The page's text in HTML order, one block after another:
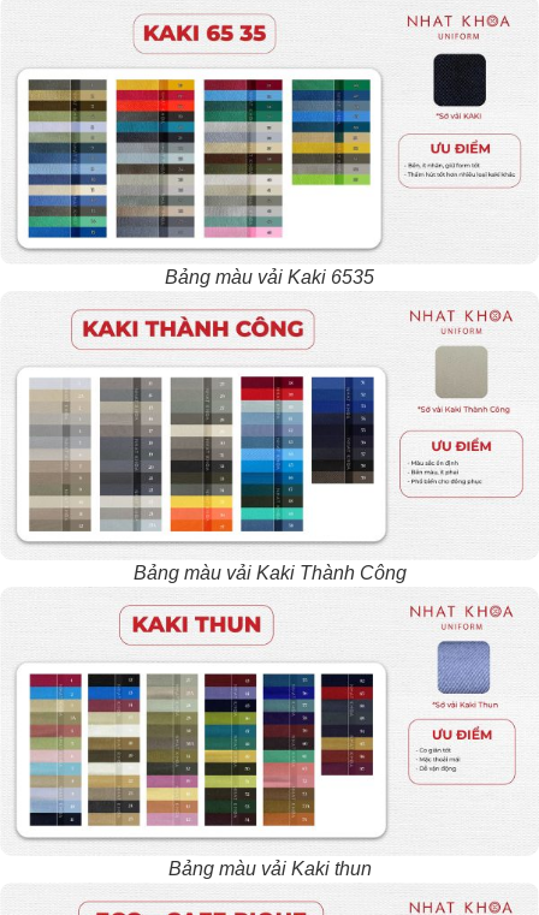
Bảng màu vải Kaki 6535
Bảng màu vải Kaki Thành Công
Bảng màu vải Kaki thun